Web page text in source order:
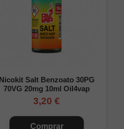
Nicokit Salt Benzoato 30PG
70VG 20mg 10ml Oil4vap
3,20 €
Comprar